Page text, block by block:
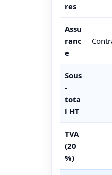
res
Assu
ranc
e
Sous
-
tota
l HT
TVA
(20
%)